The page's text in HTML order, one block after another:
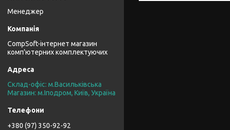
Менеджер
CompSoft-інтернет магазин
комп'ютерних комплектуючих
Склад-офіс: м.Васильківська
Магазин: м.Іподром, Київ, Україна
+380 (97) 350-92-92